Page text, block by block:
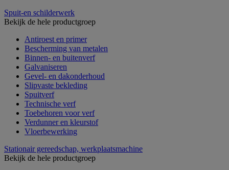
Spuit-en schilderwerk
Bekijk de hele productgroep
Antiroest en primer
Bescherming van metalen
Binnen- en buitenverf
Galvaniseren
Gevel- en dakonderhoud
Slipvaste bekleding
Spuitverf
Technische verf
Toebehoren voor verf
Verdunner en kleurstof
Vloerbewerking
Stationair gereedschap, werkplaatsmachine
Bekijk de hele productgroep